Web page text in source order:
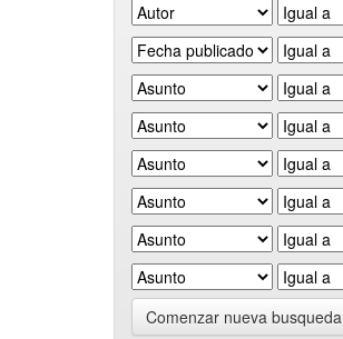
Comenzar nueva busqueda